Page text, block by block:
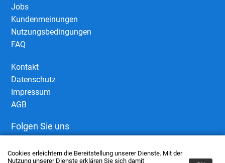
Cookies erleichtern die Bereitstellung unserer Dienste. Mit der
Nutzung unserer Dienste erklären Sie sich damit
Jobs
Kundenmeinungen
Nutzungsbedingungen
FAQ
Kontakt
Datenschutz
Impressum
AGB
Folgen Sie uns